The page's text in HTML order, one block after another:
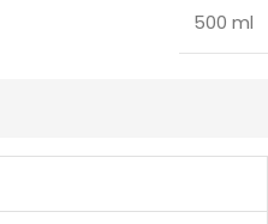
500 ml